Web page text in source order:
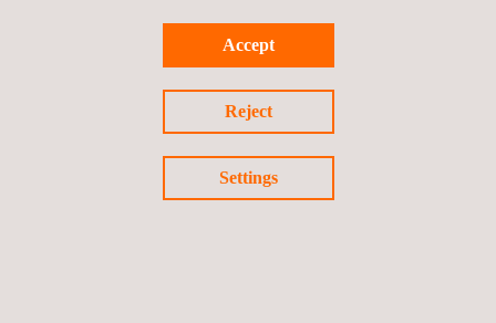
Voltar a noticias
Notícia anterior Notícia seguinte
Accept
Reject
Settings